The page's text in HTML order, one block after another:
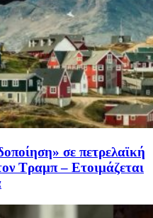
σε πετρελαϊκή
Τραμπ – Ετοιμάζεται